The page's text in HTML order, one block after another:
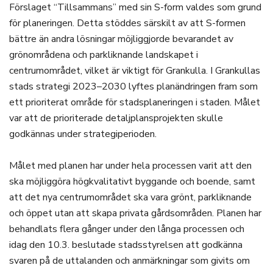
Förslaget “Tillsammans” med sin S-form valdes som grund
för planeringen. Detta stöddes särskilt av att S-formen
bättre än andra lösningar möjliggjorde bevarandet av
grönområdena och parkliknande landskapet i
centrumområdet, vilket är viktigt för Grankulla. I Grankullas
stads strategi 2023–2030 lyftes planändringen fram som
ett prioriterat område för stadsplaneringen i staden. Målet
var att de prioriterade detaljplansprojekten skulle
godkännas under strategiperioden.
Målet med planen har under hela processen varit att den
ska möjliggöra högkvalitativt byggande och boende, samt
att det nya centrumområdet ska vara grönt, parkliknande
och öppet utan att skapa privata gårdsområden. Planen har
behandlats flera gånger under den långa processen och
idag den 10.3. beslutade stadsstyrelsen att godkänna
svaren på de uttalanden och anmärkningar som givits om